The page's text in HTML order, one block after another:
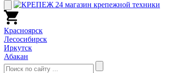
Красноярск
Лесосибирск
Иркутск
Абакан